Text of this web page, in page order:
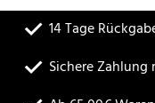
14 Tage
Sichere Zahlung